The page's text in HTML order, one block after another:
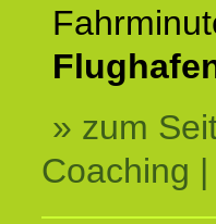
» zum
Coaching